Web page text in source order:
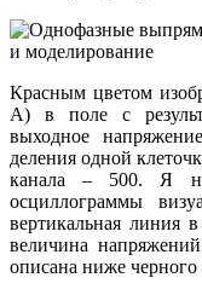
Красным цветом
А) в поле с
выходное
деления одной
канала – 500. Я
осциллограммы
вертикальная линия
величина
описана ниже черного